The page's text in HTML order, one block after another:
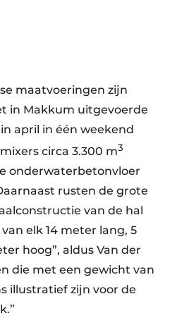
maatvoeringen zijn
in Makkum uitgevoerde
april in één weekend
circa 3.300 m3
onderwaterbetonvloer
rusten de grote
van de hal
elk 14 meter lang, 5
hoog”, aldus Van der
die met een gewicht van
illustratief zijn voor de